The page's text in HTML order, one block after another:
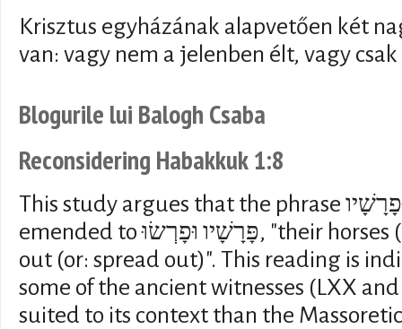
Krisztus egyházának alapvetően két
van: vagy nem a jelenben élt, vagy
Blogurile lui Balogh Csaba
Reconsidering Habakkuk 1:8
This study argues that the phrase פָּרָשָׁיו וּפָרָשָׁיו should be
emended to פָּרָשָׁיו וּפָרְשׂוּ, "their horses (or: horsemen) swarm
out (or: spread out)". This reading is
some of the ancient witnesses (LXX
suited to its context than the